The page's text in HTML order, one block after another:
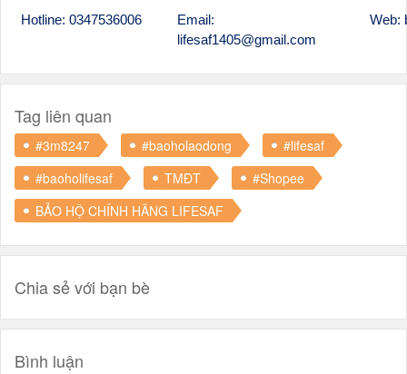
Hotline: 0347536006
Email:
lifesaf1405@gmail.com
Web:
Tag liên quan
#3m8247 #baoholaodong
#lifesaf
#baoholifesaf
TMĐT
#Shopee
BẢO HỘ CHÍNH HÃNG LIFESAF
Chia sẻ với bạn bè
Bình luận